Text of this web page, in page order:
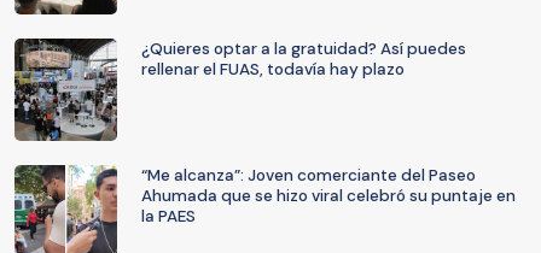
¿Quieres optar a la gratuidad? Así puedes
rellenar el FUAS, todavía hay plazo
“Me alcanza”: Joven comerciante del Paseo
Ahumada que se hizo viral celebró su puntaje en
la PAES